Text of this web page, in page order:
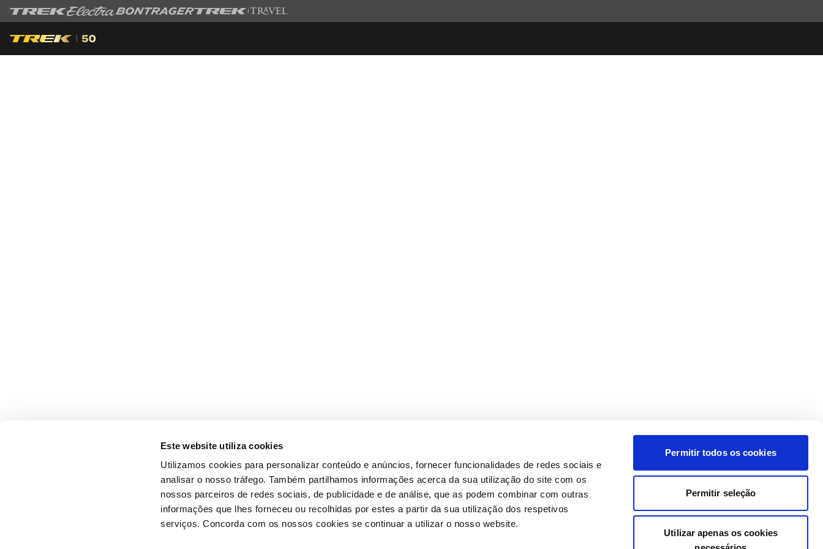
Este website utiliza cookies
Utilizamos cookies para personalizar conteúdo e anúncios, fornecer funcionalidades de redes sociais e
analisar o nosso tráfego. Também partilhamos informações acerca da sua utilização do site com os
nossos parceiros de redes sociais, de publicidade e de análise, que as podem combinar com outras
informações que lhes forneceu ou recolhidas por estes a partir da sua utilização dos respetivos
serviços. Concorda com os nossos cookies se continuar a utilizar o nosso website.
Permitir todos os cookies
Permitir seleção
Utilizar apenas os cookies